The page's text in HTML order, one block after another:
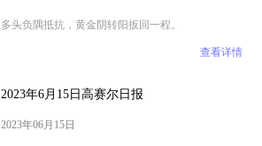
​​​​​​​多头负隅抵抗，黄金阴转阳扳回一程。
查看详情
2023年6月15日高赛尔日报
2023年06月15日